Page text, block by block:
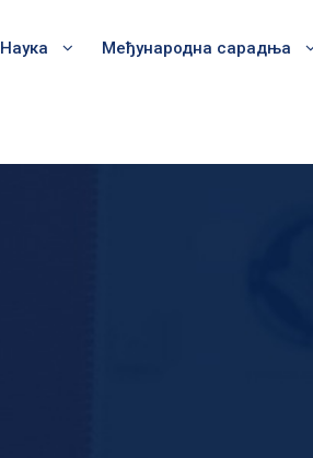
Наука Међународна сарадња